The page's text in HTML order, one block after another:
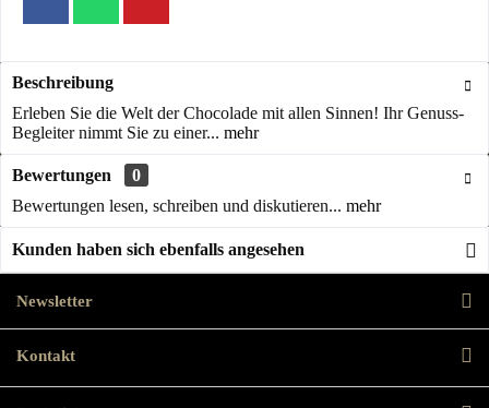
Beschreibung
Erleben Sie die Welt der Chocolade mit allen Sinnen! Ihr Genuss-
Begleiter nimmt Sie zu einer... mehr
Bewertungen
0
Bewertungen lesen, schreiben und diskutieren... mehr
Kunden haben sich ebenfalls angesehen
Newsletter
Kontakt